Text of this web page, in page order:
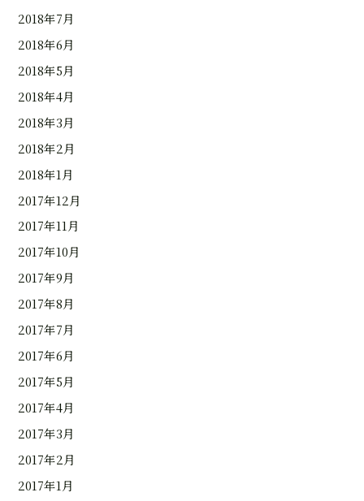
2018年7月
2018年6月
2018年5月
2018年4月
2018年3月
2018年2月
2018年1月
2017年12月
2017年11月
2017年10月
2017年9月
2017年8月
2017年7月
2017年6月
2017年5月
2017年4月
2017年3月
2017年2月
2017年1月